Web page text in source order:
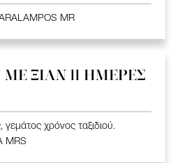
MR
ΞΙΑΝ 11 ΗΜΕΡΕΣ
χρόνος ταξιδιού.
MRS